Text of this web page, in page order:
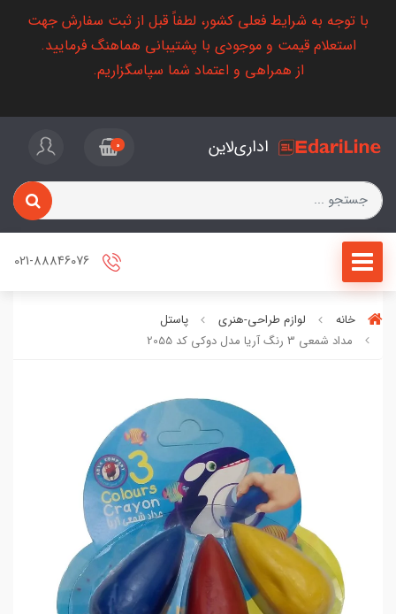
با توجه به شرایط فعلی کشور، لطفاً قبل از ثبت سفارش جهت
استعلام قیمت و موجودی با پشتیبانی هماهنگ فرمایید.
از همراهی و اعتماد شما سپاسگزاریم.
اداری‌لاین 0
خانه لوازم طراحی-هنری
پاستل
مداد شمعی 3 رنگ آریا مدل دوکی کد 2055